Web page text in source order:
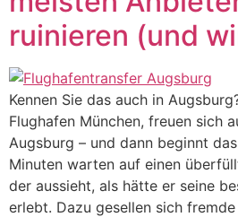
ruinieren (und
Kennen Sie das auch in
Flughafen München, freuen sich
Augsburg – und dann beginnt
Minuten warten auf einen
der aussieht, als hätte er seine
erlebt. Dazu gesellen sich